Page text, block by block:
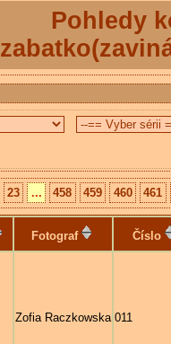
Pohledy
23 ... 458 459 460 461
Fotograf Číslo
Zofia Raczkowska 011